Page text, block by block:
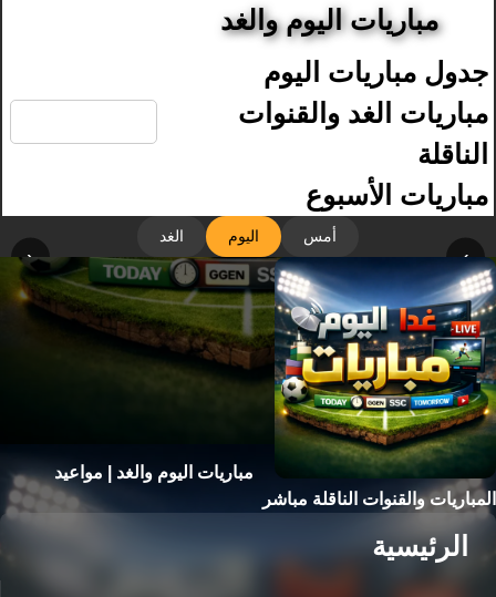
مباريات اليوم والغد
جدول مباريات اليوم
مباريات الغد والقنوات
الناقلة
مباريات الأسبوع
أمس اليوم الغد
‹ ›
مباريات اليوم والغد | مواعيد
المباريات والقنوات الناقلة مباشر
الرئيسية